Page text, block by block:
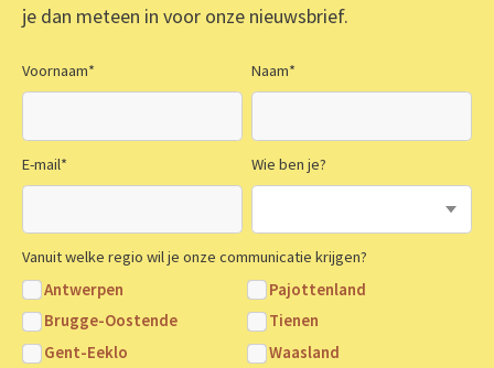
je dan meteen in voor onze nieuwsbrief.
Voornaam* Naam*
E-mail* Wie ben je?
Vanuit welke regio wil je onze communicatie krijgen?
Antwerpen
Pajottenland
Brugge-Oostende
Tienen
Gent-Eeklo
Waasland